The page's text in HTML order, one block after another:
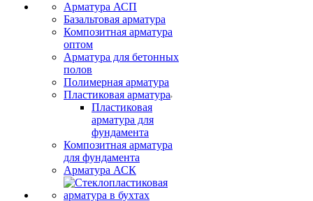
Арматура АСП
Базальтовая арматура
Композитная арматура
оптом
Арматура для бетонных
полов
Полимерная арматура
Пластиковая арматура
Пластиковая
арматура для
фундамента
Композитная арматура
для фундамента
Арматура АСК